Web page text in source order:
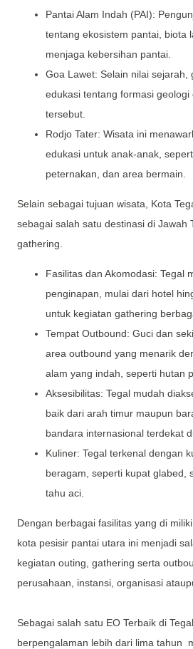
Pantai Alam Indah (PAI):
tentang ekosistem pantai, biota
menjaga kebersihan pantai.
Goa Lawet: Selain nilai sejarah,
edukasi tentang formasi geologi
tersebut.
Rodjo Tater: Wisata ini
edukasi untuk anak-anak,
peternakan, dan area bermain.
Selain sebagai tujuan wisata, Kota
sebagai salah satu destinasi di Jawah
gathering.
Fasilitas dan Akomodasi: Tegal
penginapan, mulai dari hotel
untuk kegiatan gathering
Tempat Outbound: Guci dan
area outbound yang menarik
alam yang indah, seperti hutan
Aksesibilitas: Tegal mudah
baik dari arah timur maupun
bandara internasional terdekat
Kuliner: Tegal terkenal dengan
beragam, seperti kupat glabed,
tahu aci.
Dengan berbagai fasilitas yang di
kota pesisir pantai utara ini menjadi
kegiatan outing, gathering serta
perusahaan, instansi, organisasi
Sebagai salah satu EO Terbaik di
berpengalaman lebih dari lima tahun